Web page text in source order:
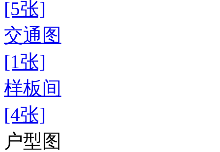
[5张]
交通图
[1张]
样板间
[4张]
户型图